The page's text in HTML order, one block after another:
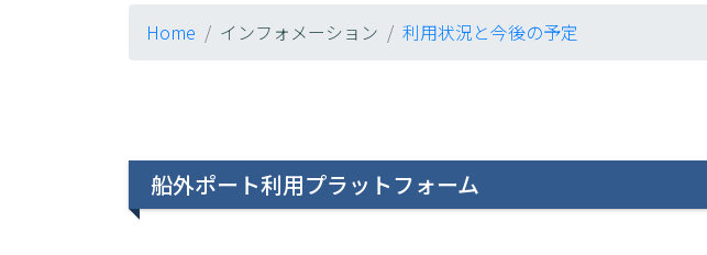
Home インフォメーション 利用状況と今後の予定
船外ポート利用プラットフォーム